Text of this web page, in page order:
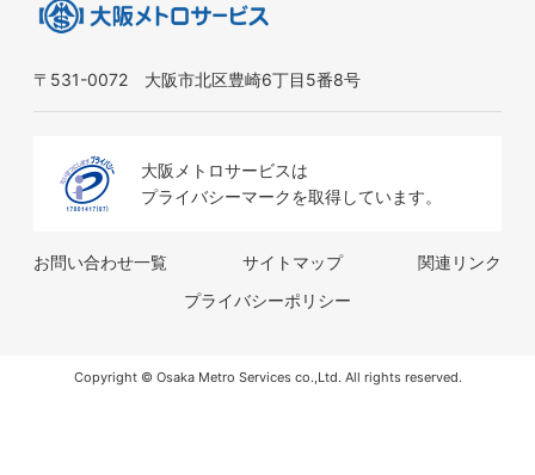
〒531-0072 ⼤阪市北区豊崎6丁⽬5番8号
大阪メトロサービスは
プライバシーマークを取得しています。
お問い合わせ⼀覧 サイトマップ
関連リンク
プライバシーポリシー
Copyright © Osaka Metro Services co.,Ltd. All rights reserved.